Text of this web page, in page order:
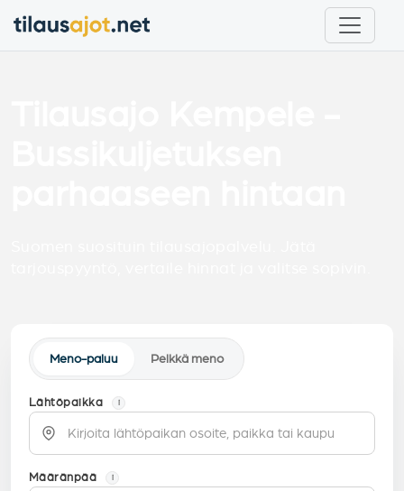
Meno-paluu Pelkkä meno
Lähtöpaikka i
Määränpää i